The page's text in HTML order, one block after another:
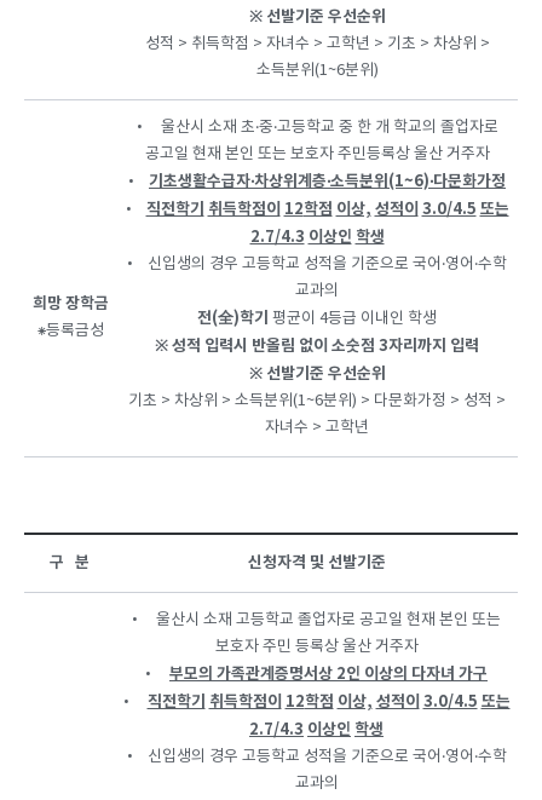
※ 선발기준 우선순위
성적 > 취득학점 > 자녀수 > 고학년 > 기초 > 차상위 >
소득분위(1~6분위)
희망 장학금
⁕등록금성
• 울산시 소재 초‧중‧고등학교 중 한 개 학교의 졸업자로
공고일 현재 본인 또는 보호자 주민등록상 울산 거주자
• 기초생활수급자‧차상위계층‧소득분위(1~6)‧다문화가정
• 직전학기 취득학점이 12학점 이상, 성적이 3.0/4.5 또는
2.7/4.3 이상인 학생
• 신입생의 경우 고등학교 성적을 기준으로 국어‧영어‧수학
교과의
전(全)학기 평균이 4등급 이내인 학생
※성적 입력시 반올림 없이 소숫점 3자리까지 입력
※ 선발기준 우선순위
기초 > 차상위 > 소득분위(1~6분위) > 다문화가정 > 성적 >
자녀수 > 고학년
구 분 신청자격 및 선발기준
• 울산시 소재 고등학교 졸업자로 공고일 현재 본인 또는
보호자 주민 등록상 울산 거주자
• 부모의 가족관계증명서상 2인 이상의 다자녀 가구
• 직전학기 취득학점이 12학점 이상, 성적이 3.0/4.5 또는
2.7/4.3 이상인 학생
• 신입생의 경우 고등학교 성적을 기준으로 국어‧영어‧수학
교과의